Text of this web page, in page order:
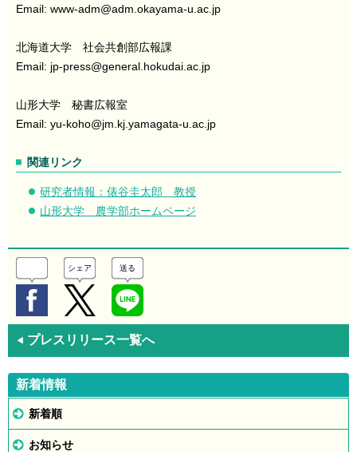
Email: www-adm@adm.okayama-u.ac.jp
北海道大学 社会共創部広報課
Email: jp-press@general.hokudai.ac.jp
山形大学 秘書広報室
Email: yu-koho@jm.kj.yamagata-u.ac.jp
関連リンク
研究者情報：俵谷圭太郎 教授
山形大学 農学部ホームページ
シェア 送る
◀ プレスリリース一覧へ
新着情報
新着順
お知らせ